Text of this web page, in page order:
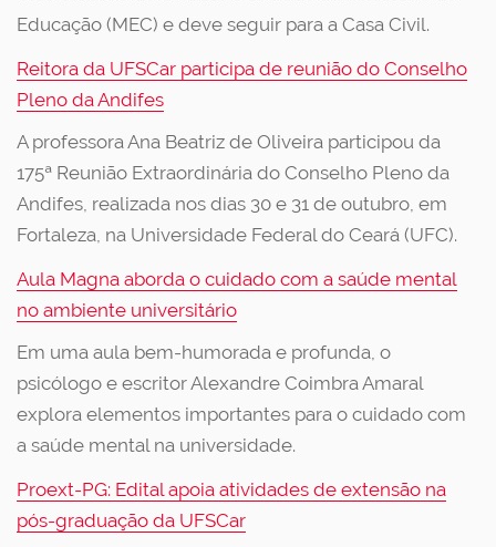
Educação (MEC) e deve seguir para a Casa Civil.
Reitora da UFSCar participa de reunião do Conselho
Pleno da Andifes
A professora Ana Beatriz de Oliveira participou da
175ª Reunião Extraordinária do Conselho Pleno da
Andifes, realizada nos dias 30 e 31 de outubro, em
Fortaleza, na Universidade Federal do Ceará (UFC).
Aula Magna aborda o cuidado com a saúde mental
no ambiente universitário
Em uma aula bem-humorada e profunda, o
psicólogo e escritor Alexandre Coimbra Amaral
explora elementos importantes para o cuidado com
a saúde mental na universidade.
Proext-PG: Edital apoia atividades de extensão na
pós-graduação da UFSCar